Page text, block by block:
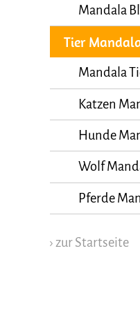
Mandala
Tier
Mandala
Katzen
Hunde
Wolf
Pferde
› zur Startseite